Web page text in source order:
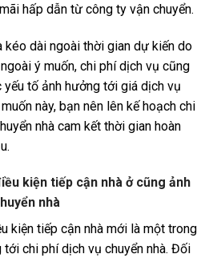
hấp dẫn từ công ty vận chuyển.
kéo dài ngoài thời gian dự kiến do
ý muốn, chi phí dịch vụ cũng
yếu tố ảnh hưởng tới giá dịch vụ
này, bạn nên lên kế hoạch chi
nhà cam kết thời gian hoàn
kiện tiếp cận nhà ở cũng ảnh
nhà
kiện tiếp cận nhà mới là một trong
chi phí dịch vụ chuyển nhà. Đối